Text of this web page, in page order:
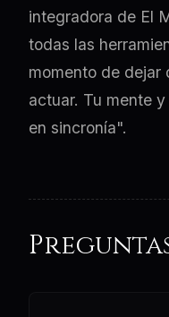
integradora de El
todas las
momento de dejar
actuar. Tu mente
en sincronía".